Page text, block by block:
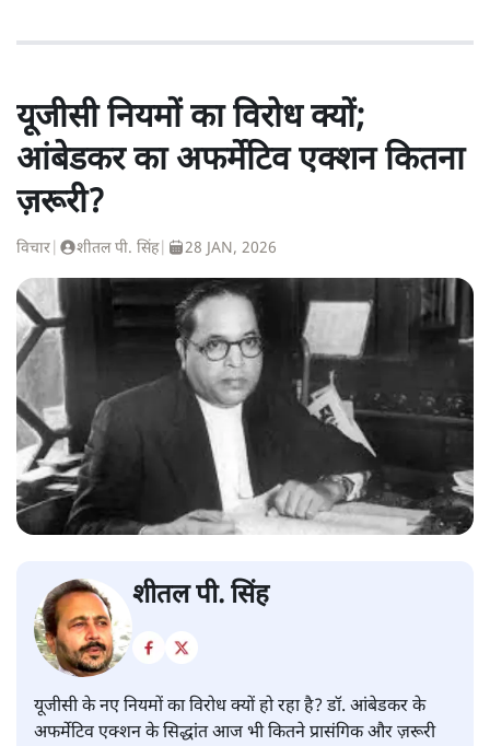
यूजीसी नियमों का विरोध क्यों;
आंबेडकर का अफर्मेटिव एक्शन कितना
ज़रूरी?
विचार शीतल पी. सिंह| 28 JAN, 2026
शीतल पी. सिंह
यूजीसी के नए नियमों का विरोध क्यों हो रहा है? डॉ. आंबेडकर के
अफर्मेटिव एक्शन के सिद्धांत आज भी कितने प्रासंगिक और ज़रूरी